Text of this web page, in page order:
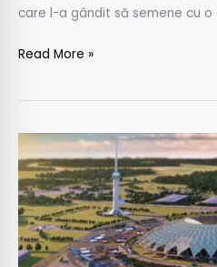
care l-a gândit să semene cu o
Read More »
World
Cup
2018-
STADIOANELE:
Samara
Arena